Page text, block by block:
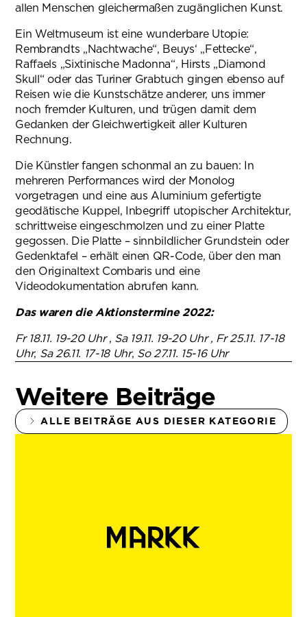
allen Menschen gleichermaßen zugänglichen Kunst.
Ein Weltmuseum ist eine wunderbare Utopie:
Rembrandts „Nachtwache“, Beuys‘ „Fettecke“,
Raffaels „Sixtinische Madonna“, Hirsts „Diamond
Skull“ oder das Turiner Grabtuch gingen ebenso auf
Reisen wie die Kunstschätze anderer, uns immer
noch fremder Kulturen, und trügen damit dem
Gedanken der Gleichwertigkeit aller Kulturen
Rechnung.
Die Künstler fangen schonmal an zu bauen: In
mehreren Performances wird der Monolog
vorgetragen und eine aus Aluminium gefertigte
geodätische Kuppel, Inbegriff utopischer Architektur,
schrittweise eingeschmolzen und zu einer Platte
gegossen. Die Platte – sinnbildlicher Grundstein oder
Gedenktafel – erhält einen QR-Code, über den man
den Originaltext Combaris und eine
Videodokumentation abrufen kann.
Das waren die Aktionstermine 2022:
Fr 18.11. 19-20 Uhr, Sa 19.11. 19-20 Uhr , Fr 25.11. 17-18
Uhr, Sa 26.11. 17-18 Uhr, So 27.11. 15-16 Uhr
Weitere Beiträge
ALLE BEITRÄGE AUS DIESER KATEGORIE